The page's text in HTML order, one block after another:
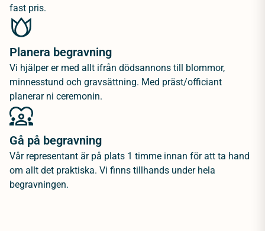
fast pris.
Planera begravning
Vi hjälper er med allt ifrån dödsannons till blommor,
minnesstund och gravsättning. Med präst/officiant
planerar ni ceremonin.
Gå på begravning
Vår representant är på plats 1 timme innan för att ta hand
om allt det praktiska. Vi finns tillhands under hela
begravningen.